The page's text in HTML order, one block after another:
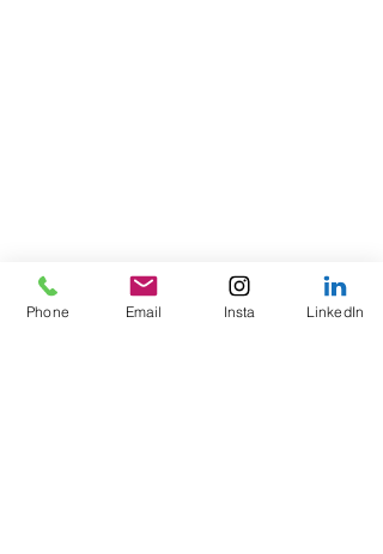
Phone Email Insta LinkedIn